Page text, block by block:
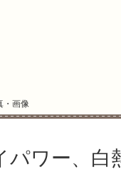
・画像
パワー、白